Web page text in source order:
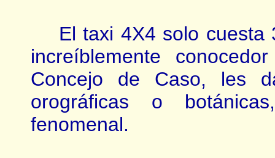
El taxi 4X4 solo cuesta
increíblemente
Concejo de Caso, les
orográficas o
fenomenal.